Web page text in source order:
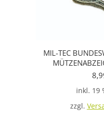
MIL-TEC
inkl. 19
zzgl.